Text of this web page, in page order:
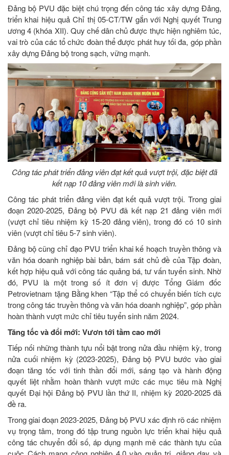
Đảng bộ PVU đặc biệt chú trọng đến công tác xây dựng Đảng,
triển khai hiệu quả Chỉ thị 05-CT/TW gắn với Nghị quyết Trung
ương 4 (khóa XII). Quy chế dân chủ được thực hiện nghiêm túc,
vai trò của các tổ chức đoàn thể được phát huy tối đa, góp phần
xây dựng Đảng bộ trong sạch, vững mạnh.
Công tác phát triển đảng viên đạt kết quả vượt trội, đặc biệt đã
kết nạp 10 đảng viên mới là sinh viên.
Công tác phát triển đảng viên đạt kết quả vượt trội. Trong giai
đoạn 2020-2025, Đảng bộ PVU đã kết nạp 21 đảng viên mới
(vượt chỉ tiêu nhiệm kỳ 15-20 đảng viên), trong đó có 10 sinh
viên (vượt chỉ tiêu 5-7 sinh viên).
Đảng bộ cũng chỉ đạo PVU triển khai kế hoạch truyền thông và
văn hóa doanh nghiệp bài bản, bám sát chủ đề của Tập đoàn,
kết hợp hiệu quả với công tác quảng bá, tư vấn tuyển sinh. Nhờ
đó, PVU là một trong số ít đơn vị được Tổng Giám đốc
Petrovietnam tặng Bằng khen “Tập thể có chuyển biến tích cực
trong công tác truyền thông và văn hóa doanh nghiệp”, góp phần
hoàn thành vượt mức chỉ tiêu tuyển sinh năm 2024.
Tăng tốc và đổi mới: Vươn tới tầm cao mới
Tiếp nối những thành tựu nổi bật trong nửa đầu nhiệm kỳ, trong
nửa cuối nhiệm kỳ (2023-2025), Đảng bộ PVU bước vào giai
đoạn tăng tốc với tinh thần đổi mới, sáng tạo và hành động
quyết liệt nhằm hoàn thành vượt mức các mục tiêu mà Nghị
quyết Đại hội Đảng bộ PVU lần thứ II, nhiệm kỳ 2020-2025 đã
đề ra.
Trong giai đoạn 2023-2025, Đảng bộ PVU xác định rõ các nhiệm
vụ trọng tâm, trong đó tập trung nguồn lực triển khai hiệu quả
công tác chuyển đổi số, áp dụng mạnh mẽ các thành tựu của